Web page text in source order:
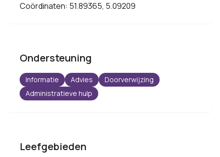
Coördinaten: 51.89365, 5.09209
Ondersteuning
Informatie Advies
Doorverwijzing
Administratieve hulp
Leefgebieden